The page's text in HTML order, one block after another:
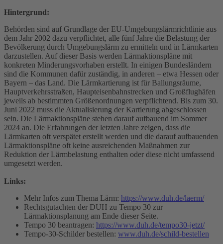
Hintergrund:
Behörden sind auf Grundlage der EU-Umgebungslärmrichtlinie aus
dem Jahr 2002 dazu verpflichtet, alle fünf Jahre die Belastung der
Bevölkerung durch Umgebungslärm zu ermitteln und in Lärmkarten
darzustellen. Auf dieser Basis werden Lärmaktionspläne mit
konkreten Minderungsvorhaben erstellt. In einigen Bundesländern
sind die Kommunen dafür zuständig, in anderen – etwa Hessen oder
Bayern – das Land. Die Lärmkartierung ist für Ballungsräume,
Hauptverkehrsstraßen, Haupteisenbahnstrecken und Großflughäfen
jeweils ab bestimmten Größenordnungen verpflichtend. Bis zum 30.
Juni 2022 muss die Aktualisierung der Kartierung abgeschlossen
sein. Die Lärmaktionspläne stehen darauf aufbauend im Sommer
2024 an. Die Erfahrungen der letzten Jahre zeigen, dass die
Lärmkarten oft verspätet erstellt werden und die darauf aufbauenden
Lärmaktionspläne oft keine ausreichenden Maßnahmen zur
Reduktion der Lärmbelastung enthalten oder diese nicht umfassend
umgesetzt werden.
Links:
Mehr Infos zum Thema Lärm: https://www.duh.de/laerm/
Rechtsgutachten der DUH zu Tempo 30 zur
Lärmaktionsplanung am Ende dieser Seite.
Tempo 30 beantragen: https://www.duh.de/tempo30-jetzt/
Tempo-30-Schilder bestellen: www.duh.de/schild-bestellen